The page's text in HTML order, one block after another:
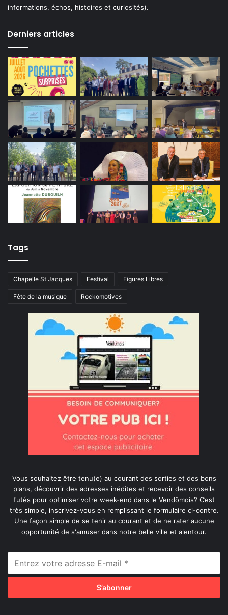
informations, échos, histoires et curiosités).
Derniers articles
Tags
Chapelle St Jacques Festival Figures Libres
Fête de la musique Rockomotives
Vous souhaitez être tenu(e) au courant des sorties et des bons
plans, découvrir des adresses inédites et recevoir des conseils
futés pour optimiser votre week-end dans le Vendômois? C’est
très simple, inscrivez-vous en remplissant le formulaire ci-contre.
Une façon simple de se tenir au courant et de ne rater aucune
opportunité de s'amuser dans notre belle ville et alentour.